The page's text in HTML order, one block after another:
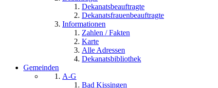
Dekanatsbeauftragte
Dekanatsfrauenbeauftragte
Informationen
Zahlen / Fakten
Karte
Alle Adressen
Dekanatsbibliothek
Gemeinden
A-G
Bad Kissingen